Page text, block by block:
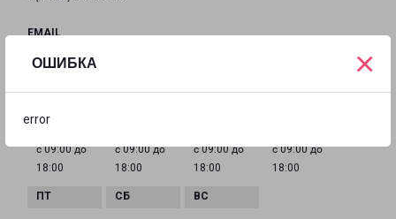
ОШИБКА
error
×
EMAIL
ГРАФИК РАБОТЫ
с 09:00 до
18:00
с 09:00 до
18:00
с 09:00 до
18:00
с 09:00 до
18:00